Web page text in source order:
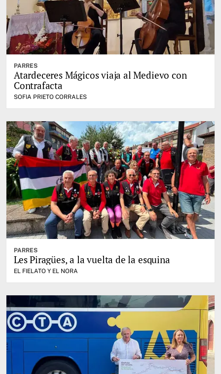
PARRES
Atardeceres Mágicos viaja al Medievo con
Contrafacta
SOFIA PRIETO CORRALES
PARRES
Les Piragües, a la vuelta de la esquina
EL FIELATO Y EL NORA